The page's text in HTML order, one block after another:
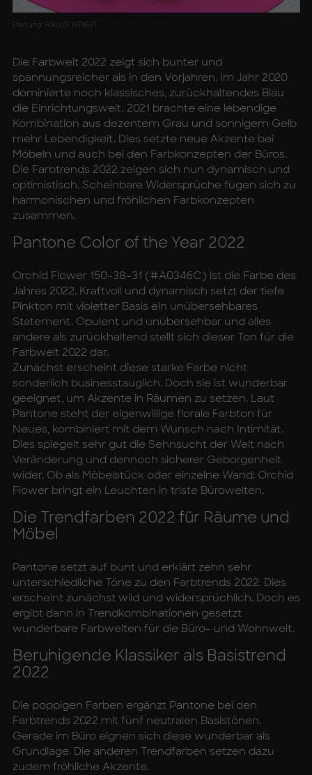
Planung: HALLO ARBEIT
Die Farbwelt 2022 zeigt sich bunter und
spannungsreicher als in den Vorjahren. Im Jahr 2020
dominierte noch klassisches, zurückhaltendes Blau
die Einrichtungswelt. 2021 brachte eine lebendige
Kombination aus dezentem Grau und sonnigem Gelb
mehr Lebendigkeit. Dies setzte neue Akzente bei
Möbeln und auch bei den Farbkonzepten der Büros.
Die Farbtrends 2022 zeigen sich nun dynamisch und
optimistisch. Scheinbare Widersprüche fügen sich zu
harmonischen und fröhlichen Farbkonzepten
zusammen.
Pan­to­ne Co­lor of the Year 2022
Orchid Flower 150-38-31 (#A0346C) ist die Farbe des
Jahres 2022. Kraftvoll und dynamisch setzt der tiefe
Pinkton mit violetter Basis ein unübersehbares
Statement. Opulent und unübersehbar und alles
andere als zurückhaltend stellt sich dieser Ton für die
Farbwelt 2022 dar.
Zunächst erscheint diese starke Farbe nicht
sonderlich businesstauglich. Doch sie ist wunderbar
geeignet, um Akzente in Räumen zu setzen. Laut
Pantone steht der eigenwillige florale Farbton für
Neues, kombiniert mit dem Wunsch nach Intimität.
Dies spiegelt sehr gut die Sehnsucht der Welt nach
Veränderung und dennoch sicherer Geborgenheit
wider. Ob als Möbelstück oder einzelne Wand: Orchid
Flower bringt ein Leuchten in triste Bürowelten.
Die Trend­far­ben 2022 für Räu­me und
Mö­bel
Pantone setzt auf bunt und erklärt zehn sehr
unterschiedliche Töne zu den Farbtrends 2022. Dies
erscheint zunächst wild und widersprüchlich. Doch es
ergibt dann in Trendkombinationen gesetzt
wunderbare Farbwelten für die Büro- und Wohnwelt.
Be­ru­hi­gen­de Klas­si­ker als Ba­sis­t­rend
2022
Die poppigen Farben ergänzt Pantone bei den
Farbtrends 2022 mit fünf neutralen Basistönen.
Gerade im Büro eignen sich diese wunderbar als
Grundlage. Die anderen Trendfarben setzen dazu
zudem fröhliche Akzente.